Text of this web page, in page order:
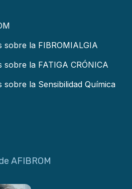
sobre la FIBROMIALGIA
la FATIGA CRÓNICA
la Sensibilidad Química
AFIBROM